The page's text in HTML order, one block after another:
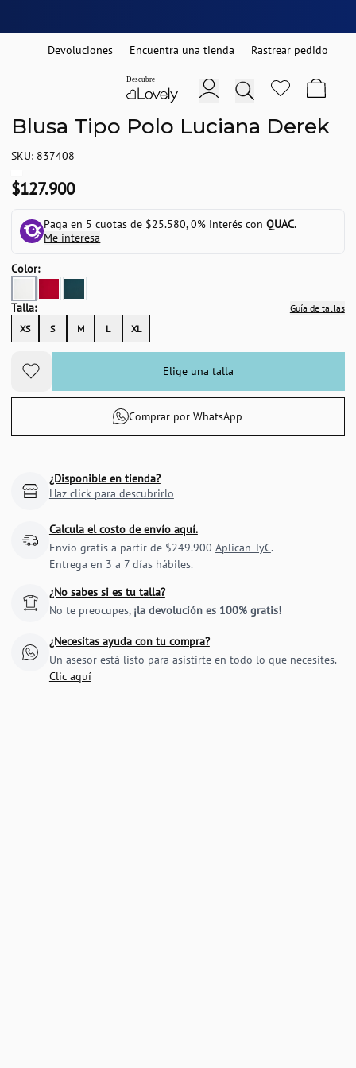
Devoluciones Encuentra una tienda Rastrear pedido
Blusa Tipo Polo Luciana Derek
SKU: 837408
$127.900
Paga en 5 cuotas de $25.580, 0% interés conQUAC.
Me interesa
Color:
Talla:
Guía de tallas
XS
S M L XL
Elige una talla
Comprar por WhatsApp
¿Disponible en tienda?
Haz click para descubrirlo
Calcula el costo de envío aquí.
Envío gratis a partir de $249.900 Aplican TyC.
Entrega en 3 a 7 días hábiles.
¿No sabes si es tu talla?
No te preocupes, ¡la devolución es 100% gratis!
¿Necesitas ayuda con tu compra?
Un asesor está listo para asistirte en todo lo que necesites.
Clic aquí